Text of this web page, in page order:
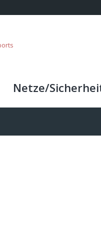
Netze/